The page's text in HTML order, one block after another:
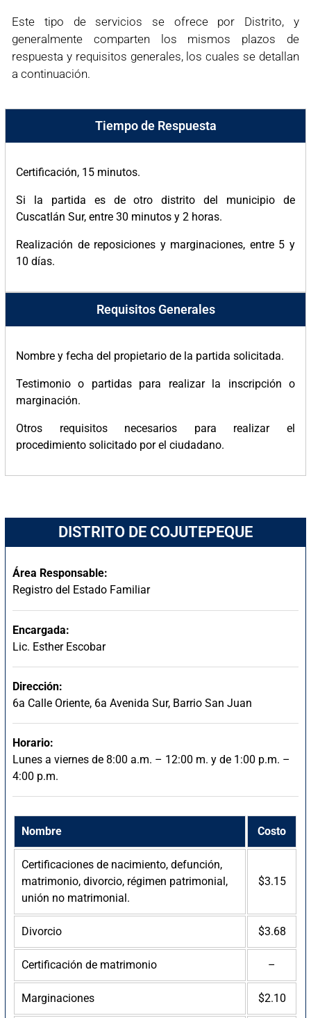
Este tipo de servicios se ofrece por Distrito, y
generalmente comparten los mismos plazos de
respuesta y requisitos generales, los cuales se detallan
a continuación.
Certificación, 15 minutos.
Si la partida es de otro distrito del municipio de
Cuscatlán Sur, entre 30 minutos y 2 horas.
Realización de reposiciones y marginaciones, entre 5 y
10 días.
Tiempo de Respuesta
Requisitos Generales
Nombre y fecha del propietario de la partida solicitada.
Testimonio o partidas para realizar la inscripción o
marginación.
Otros requisitos necesarios para realizar el
procedimiento solicitado por el ciudadano.
DISTRITO DE COJUTEPEQUE
Área Responsable:
Registro del Estado Familiar
Encargada:
Lic. Esther Escobar
Dirección:
6a Calle Oriente, 6a Avenida Sur, Barrio San Juan
Horario:
Lunes a viernes de 8:00 a.m. – 12:00 m. y de 1:00 p.m. –
4:00 p.m.
Nombre Costo
Certificaciones de nacimiento, defunción,
matrimonio, divorcio, régimen patrimonial,
unión no matrimonial.
$3.15
Divorcio $3.68
Certificación de matrimonio –
Marginaciones $2.10